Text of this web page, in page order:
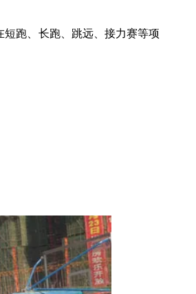
跑、长跑、跳远、接力赛等项